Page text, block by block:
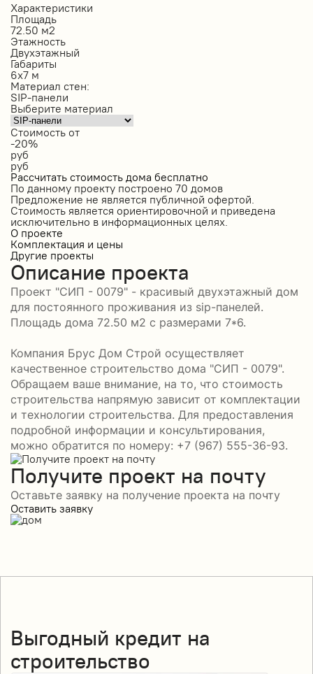
Характеристики
Площадь
72.50 м2
Этажность
Двухэтажный
Габариты
6х7 м
Материал стен:
SIP-панели
Выберите материал
Стоимость от
-20%
руб
руб
Рассчитать стоимость дома бесплатно
По данному проекту построено 70 домов
Предложение не является публичной офертой.
Стоимость является ориентировочной и приведена
исключительно в информационных целях.
О проекте
Комплектация и цены
Другие проекты
Описание проекта
Проект "СИП - 0079" - красивый двухэтажный дом
для постоянного проживания из sip-панелей.
Площадь дома 72.50 м2 с размерами 7*6.
Компания Брус Дом Строй осуществляет
качественное строительство дома "СИП - 0079".
Обращаем ваше внимание, на то, что стоимость
строительства напрямую зависит от комплектации
и технологии строительства. Для предоставления
подробной информации и консультирования,
можно обратится по номеру: +7 (967) 555-36-93.
Получите проект на почту
Оставьте заявку на получение проекта на почту
Оставить заявку
Выгодный кредит на
строительство